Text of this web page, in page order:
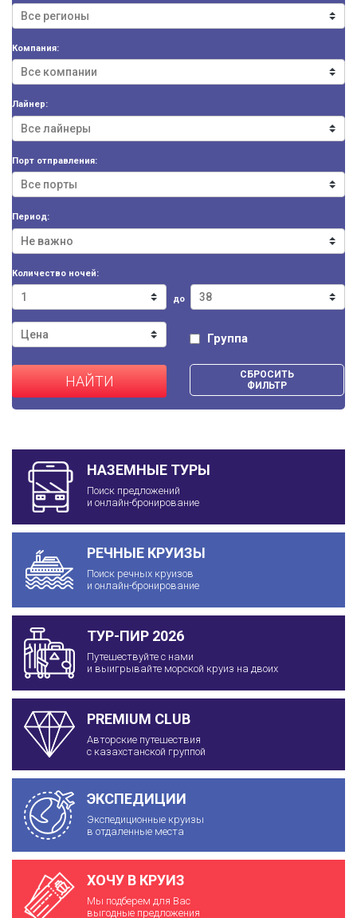
Компания:
Лайнер:
Порт отправления:
Период:
Количество ночей:
до
Группа
НАЙТИ
СБРОСИТЬ
ФИЛЬТР
НАЗЕМНЫЕ ТУРЫ
Поиск предложений
и онлайн-бронирование
РЕЧНЫЕ КРУИЗЫ
Поиск речных круизов
и онлайн-бронирование
ТУР-ПИР 2026
Путешествуйте с нами
и выигрывайте морской круиз на двоих
PREMIUM CLUB
Авторские путешествия
с казахстанской группой
ЭКСПЕДИЦИИ
Экспедиционные круизы
в отдаленные места
ХОЧУ В КРУИЗ
Мы подберем для Вас
выгодные предложения